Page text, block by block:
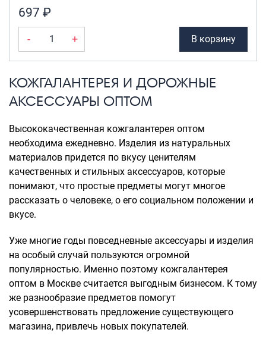
697 ₽
- + В корзину
КОЖГАЛАНТЕРЕЯ И ДОРОЖНЫЕ
АКСЕССУАРЫ ОПТОМ
Высококачественная кожгалантерея оптом
необходима ежедневно. Изделия из натуральных
материалов придется по вкусу ценителям
качественных и стильных аксессуаров, которые
понимают, что простые предметы могут многое
рассказать о человеке, о его социальном положении и
вкусе.
Уже многие годы повседневные аксессуары и изделия
на особый случай пользуются огромной
популярностью. Именно поэтому кожгалантерея
оптом в Москве считается выгодным бизнесом. К тому
же разнообразие предметов помогут
усовершенствовать предложение существующего
магазина, привлечь новых покупателей.